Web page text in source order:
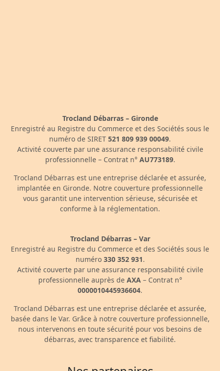
Trocland Débarras – Gironde
Enregistré au Registre du Commerce et des Sociétés sous le
numéro de SIRET 521 809 939 00049.
Activité couverte par une assurance responsabilité civile
professionnelle – Contrat n° AU773189.
Trocland Débarras est une entreprise déclarée et assurée,
implantée en Gironde. Notre couverture professionnelle
vous garantit une intervention sérieuse, sécurisée et
conforme à la réglementation.
Trocland Débarras – Var
Enregistré au Registre du Commerce et des Sociétés sous le
numéro 330 352 931.
Activité couverte par une assurance responsabilité civile
professionnelle auprès de AXA– Contrat n°
0000010445936604.
Trocland Débarras est une entreprise déclarée et assurée,
basée dans le Var. Grâce à notre couverture professionnelle,
nous intervenons en toute sécurité pour vos besoins de
débarras, avec transparence et fiabilité.